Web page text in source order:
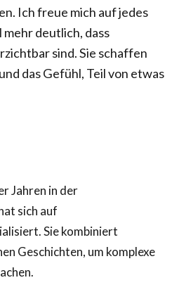
Ich freue mich auf jedes
mehr deutlich, dass
sind. Sie schaffen
das Gefühl, Teil von etwas
Jahren in der
sich auf
Sie kombiniert
Geschichten, um komplexe